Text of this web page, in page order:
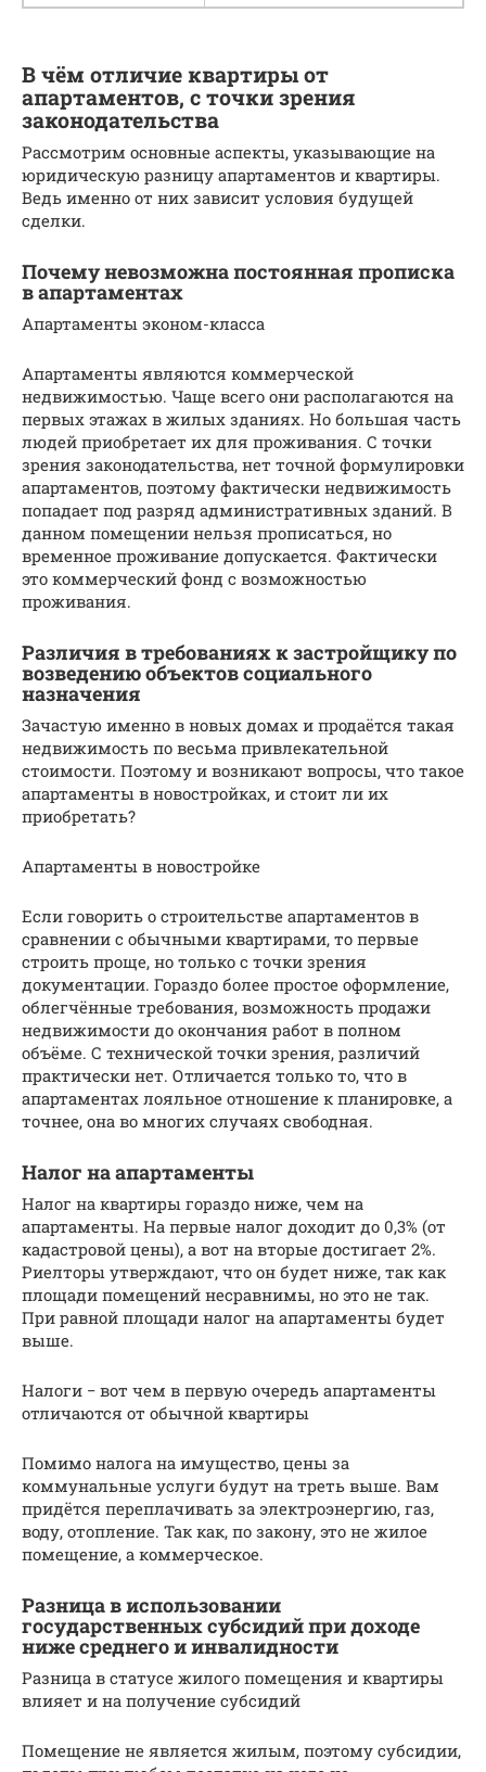
В чём отличие квартиры от
апартаментов, с точки зрения
законодательства
Рассмотрим основные аспекты, указывающие на
юридическую разницу апартаментов и квартиры.
Ведь именно от них зависит условия будущей
сделки.
Почему невозможна постоянная прописка
в апартаментах
Апартаменты эконом-класса
Апартаменты являются коммерческой
недвижимостью. Чаще всего они располагаются на
первых этажах в жилых зданиях. Но большая часть
людей приобретает их для проживания. С точки
зрения законодательства, нет точной формулировки
апартаментов, поэтому фактически недвижимость
попадает под разряд административных зданий. В
данном помещении нельзя прописаться, но
временное проживание допускается. Фактически
это коммерческий фонд с возможностью
проживания.
Различия в требованиях к застройщику по
возведению объектов социального
назначения
Зачастую именно в новых домах и продаётся такая
недвижимость по весьма привлекательной
стоимости. Поэтому и возникают вопросы, что такое
апартаменты в новостройках, и стоит ли их
приобретать?
Апартаменты в новостройке
Если говорить о строительстве апартаментов в
сравнении с обычными квартирами, то первые
строить проще, но только с точки зрения
документации. Гораздо более простое оформление,
облегчённые требования, возможность продажи
недвижимости до окончания работ в полном
объёме. С технической точки зрения, различий
практически нет. Отличается только то, что в
апартаментах лояльное отношение к планировке, а
точнее, она во многих случаях свободная.
Налог на апартаменты
Налог на квартиры гораздо ниже, чем на
апартаменты. На первые налог доходит до 0,3% (от
кадастровой цены), а вот на вторые достигает 2%.
Риелторы утверждают, что он будет ниже, так как
площади помещений несравнимы, но это не так.
При равной площади налог на апартаменты будет
выше.
Налоги − вот чем в первую очередь апартаменты
отличаются от обычной квартиры
Помимо налога на имущество, цены за
коммунальные услуги будут на треть выше. Вам
придётся переплачивать за электроэнергию, газ,
воду, отопление. Так как, по закону, это не жилое
помещение, а коммерческое.
Разница в использовании
государственных субсидий при доходе
ниже среднего и инвалидности
Разница в статусе жилого помещения и квартиры
влияет и на получение субсидий
Помещение не является жилым, поэтому субсидии,